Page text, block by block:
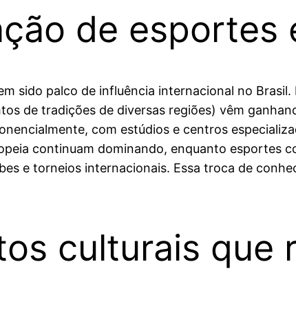
de
sido palco de influência internacional no
de tradições de diversas regiões) vêm
com estúdios e centros
continuam dominando, enquanto esportes
e torneios internacionais. Essa troca de
culturais que